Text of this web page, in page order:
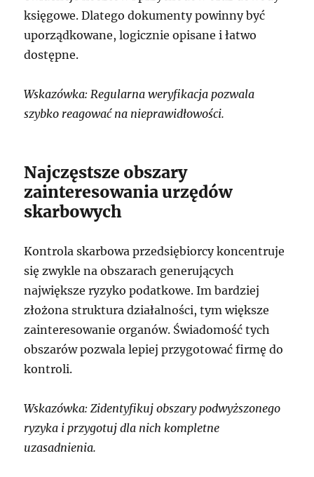
księgowe. Dlatego dokumenty powinny być
uporządkowane, logicznie opisane i łatwo
dostępne.
Wskazówka: Regularna weryfikacja pozwala
szybko reagować na nieprawidłowości.
Najczęstsze obszary
zainteresowania urzędów
skarbowych
Kontrola skarbowa przedsiębiorcy koncentruje
się zwykle na obszarach generujących
największe ryzyko podatkowe. Im bardziej
złożona struktura działalności, tym większe
zainteresowanie organów. Świadomość tych
obszarów pozwala lepiej przygotować firmę do
kontroli.
Wskazówka: Zidentyfikuj obszary podwyższonego
ryzyka i przygotuj dla nich kompletne
uzasadnienia.